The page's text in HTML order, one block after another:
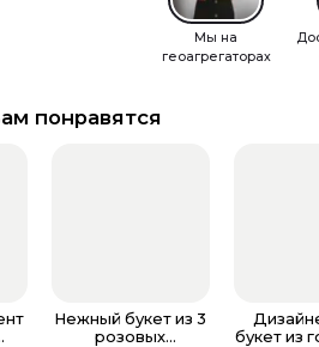
Мы на
геоагрегаторах
понравятся
Нежный букет из 3
розовых
букет из